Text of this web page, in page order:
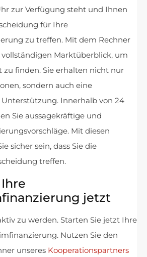
zur Verfügung steht und Ihnen
für Ihre
zu treffen. Mit dem Rechner
Marktüberblick, um
zu finden. Sie erhalten nicht nur
sondern auch eine
Innerhalb von 24
Sie aussagekräftige und
Mit diesen
sicher sein, dass Sie die
treffen.
jetzt
zu werden. Starten Sie jetzt Ihre
Nutzen Sie den
unseres Kooperationspartners